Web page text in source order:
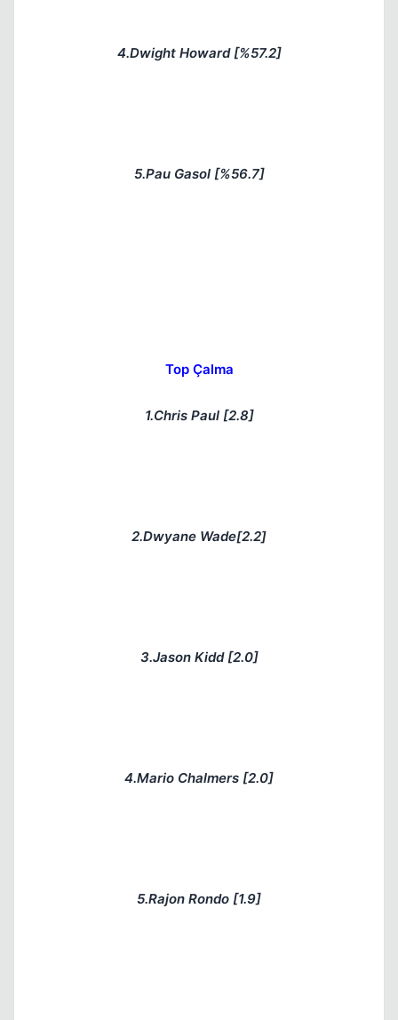
4.Dwight Howard [%57.2]
5.Pau Gasol [%56.7]
Top Çalma
1.Chris Paul [2.8]
2.Dwyane Wade[2.2]
3.Jason Kidd [2.0]
4.Mario Chalmers [2.0]
5.Rajon Rondo [1.9]